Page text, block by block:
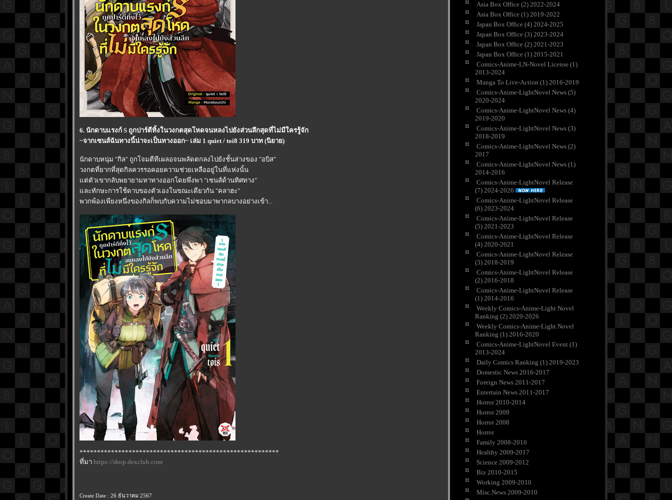
6. นักดาบแรงก์ S ถูกปาร์ตีทิ้งในวงกตสุดโหดจนหลงไปยังส่วนลึกสุดที่ไม่มีใครรู้จัก
~จากเซนส์ฉันทางนี้น่าจะเป็นทางออก~ เล่ม 1 quiet / toi8 319 บาท (นิยาย)
นักดาบหนุ่ม "กิล" ถูกโจมตีทีเผลอจนพลัดตกลงไปยังชั้นล่างของ "อบิส"
วงกตที่ยากที่สุดกิลควรรอคอยความช่วยเหลืออยู่ในที่แห่งนั้น
ต่ตัวเขากลับพยายามหาทางออกโดยพึ่งพา "เซนส์ด้านทิศทาง"
ละทักษะการใช้ดาบของตัวเองในขณะเดียวกัน "คลาฮะ"
พวกพ้องเพียงหนึ่งของกิลก็พบกับความไม่ชอบมาพากลบางอย่างเข้า...
*********************************************************
ที่มา https://shop.dexclub.com
Create Date : 26 ธันวาคม 2567
Asia Box Office (2) 2022-2024
Asia Box Office (1) 2019-2022
Japan Box Office (4) 2024-2025
Japan Box Office (3) 2023-2024
Japan Box Office (2) 2021-2023
Japan Box Office (1) 2015-2021
Comics-Anime-LN-Novel License (1)
2013-2024
Manga To Live-Action (1) 2016-2019
Comics-Anime-LightNovel News (5)
2020-2024
Comics-Anime-LightNovel News (4)
2019-2020
Comics-Anime-LightNovel News (3)
2018-2019
Comics-Anime-LightNovel News (2)
2017
Comics-Anime-LightNovel News (1)
2014-2016
Comics-Anime-LightNovel Release
(7) 2024-2026
Comics-Anime-LightNovel Release
(6) 2023-2024
Comics-Anime-LightNovel Release
(5) 2021-2023
Comics-Anime-LightNovel Release
(4) 2020-2021
Comics-Anime-LightNovel Release
(3) 2018-2019
Comics-Anime-LightNovel Release
(2) 2016-2018
Comics-Anime-LightNovel Release
(1) 2014-2016
Weekly Comics-Anime-Light Novel
Ranking (2) 2020-2026
Weekly Comics-Anime-Light Novel
Ranking (1) 2016-2020
Comics-Anime-LightNovel Event (1)
2013-2024
Daily Comics Ranking (1) 2019-2023
Domestic News 2016-2017
Foreign News 2011-2017
Entertain News 2011-2017
Horror 2010-2014
Horror 2009
Horror 2008
Horror
Family 2008-2010
Healthy 2009-2017
Science 2009-2012
Biz 2010-2015
Working 2009-2010
Misc.News 2009-2010